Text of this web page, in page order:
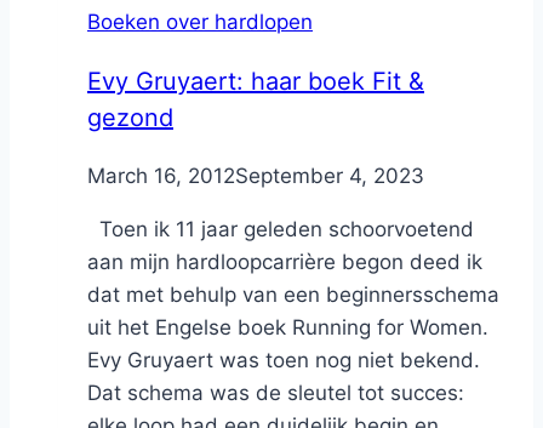
Boeken over hardlopen
Evy Gruyaert: haar boek Fit &
gezond
ByNicole
March 16, 2012September 4, 2023
Toen ik 11 jaar geleden schoorvoetend
aan mijn hardloopcarrière begon deed ik
dat met behulp van een beginnersschema
uit het Engelse boek Running for Women.
Evy Gruyaert was toen nog niet bekend.
Dat schema was de sleutel tot succes: